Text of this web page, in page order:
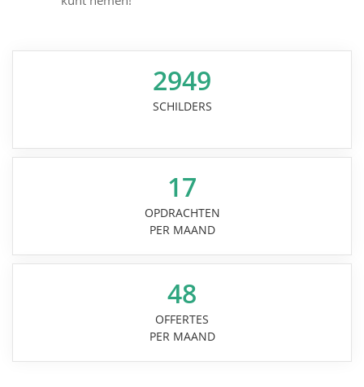
2949
SCHILDERS
17
OPDRACHTEN
PER MAAND
48
OFFERTES
PER MAAND